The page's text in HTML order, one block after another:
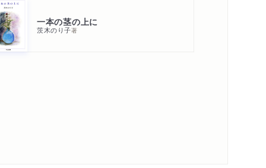
一本の茎の上に
茨木のり子著